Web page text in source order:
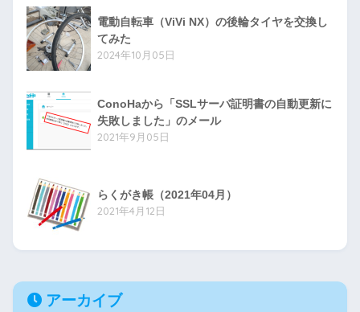
電動自転車（ViVi NX）の後輪タイヤを交換し
てみた
2024年10月05日
ConoHaから「SSLサーバ証明書の自動更新に
失敗しました」のメール
2021年9月05日
らくがき帳（2021年04月）
2021年4月12日
アーカイブ